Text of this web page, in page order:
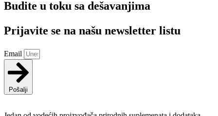
Budite u toku sa dešavanjima
Prijavite se na našu newsletter listu
Email
Pošalji